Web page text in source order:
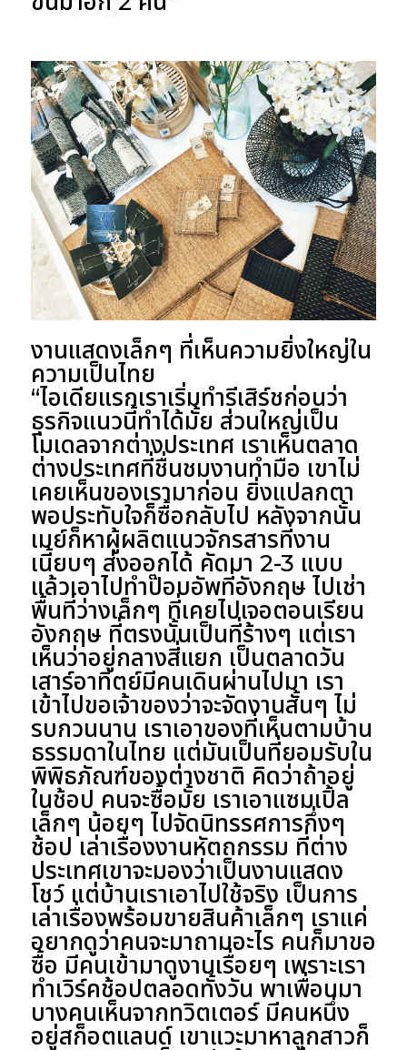
งานแสดงเล็กๆ ที่เห็นความยิ่งใหญ่ใน
ความเป็นไทย
“ไอเดียแรกเราเริ่มทำรีเสิร์ชก่อนว่า
ธุรกิจแนวนี้ทำได้มั้ย ส่วนใหญ่เป็น
โมเดลจากต่างประเทศ เราเห็นตลาด
ต่างประเทศที่ชื่นชมงานทำมือ เขาไม่
เคยเห็นของเรามาก่อน ยิ่งแปลกตา
พอประทับใจก็ซื้อกลับไป หลังจากนั้น
เมย์ก็หาผู้ผลิตแนวจักรสารที่งาน
เนี้ยบๆ ส่งออกได้ คัดมา 2-3 แบบ
แล้วเอาไปทำป๊อบอัพที่อังกฤษ ไปเช่า
พื้นที่ว่างเล็กๆ ที่เคยไปเจอตอนเรียน
อังกฤษ ที่ตรงนั้นเป็นที่ร้างๆ แต่เรา
เห็นว่าอยู่กลางสี่แยก เป็นตลาดวัน
เสาร์อาทิตย์มีคนเดินผ่านไปมา เรา
เข้าไปขอเจ้าของว่าจะจัดงานสั้นๆ ไม่
รบกวนนาน เราเอาของที่เห็นตามบ้าน
ธรรมดาในไทย แต่มันเป็นที่ยอมรับใน
พิพิธภัณฑ์ของต่างชาติ คิดว่าถ้าอยู่
ในช้อป คนจะซื้อมั้ย เราเอาแซมเปิ้ล
เล็กๆ น้อยๆ ไปจัดนิทรรศการกึ่งๆ
ช้อป เล่าเรื่องงานหัตถกรรม ที่ต่าง
ประเทศเขาจะมองว่าเป็นงานแสดง
โชว์ แต่บ้านเราเอาไปใช้จริง เป็นการ
เล่าเรื่องพร้อมขายสินค้าเล็กๆ เราแค่
อยากดูว่าคนจะมาถามอะไร คนก็มาขอ
ซื้อ มีคนเข้ามาดูงานเรื่อยๆ เพราะเรา
ทำเวิร์คช้อปตลอดทั้งวัน พาเพื่อนมา
บางคนเห็นจากทวิตเตอร์ มีคนหนึ่ง
อยู่สก็อตแลนด์ เขาแวะมาหาลูกสาวก็